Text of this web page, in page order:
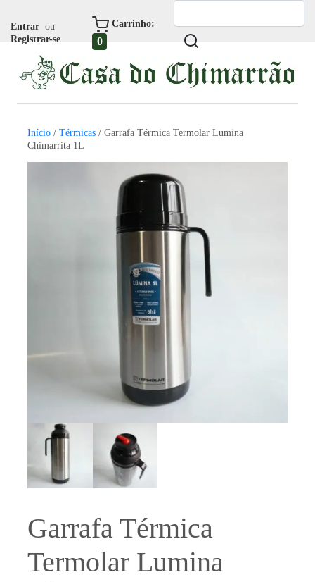
Entrar ou
Registrar-se
Carrinho:
0
Início / Térmicas / Garrafa Térmica Termolar Lumina
Chimarrita 1L
Garrafa Térmica
Termolar Lumina